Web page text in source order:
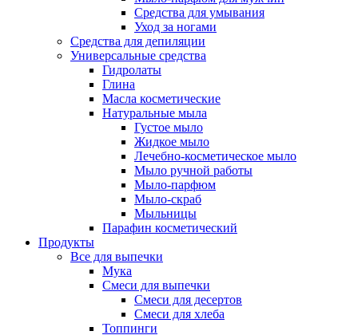
Средства для умывания
Уход за ногами
Средства для депиляции
Универсальные средства
Гидролаты
Глина
Масла косметические
Натуральные мыла
Густое мыло
Жидкое мыло
Лечебно-косметическое мыло
Мыло ручной работы
Мыло-парфюм
Мыло-скраб
Мыльницы
Парафин косметический
Продукты
Все для выпечки
Мука
Смеси для выпечки
Смеси для десертов
Смеси для хлеба
Топпинги